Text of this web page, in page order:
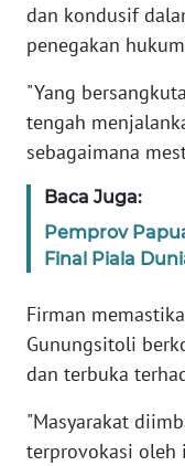
dan kondusif
penegakan
"Yang
tengah
sebagaimana
Baca Juga:
Pemprov
Final Piala
Firman
Gunungsitoli
dan terbuka
"Masyarakat
terprovokasi oleh
BARAT
RIAU
WN
WN
JAMBI
WN
SULTRA
NTB